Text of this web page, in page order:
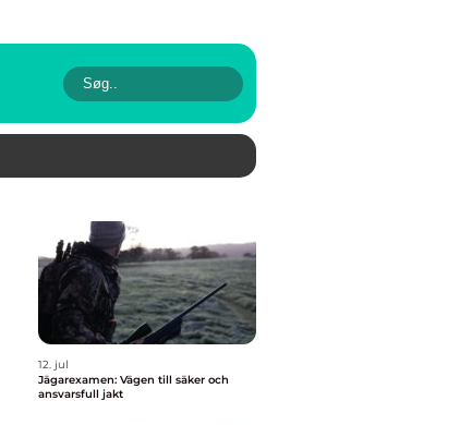
12. jul
Jägarexamen: Vägen till säker och
ansvarsfull jakt